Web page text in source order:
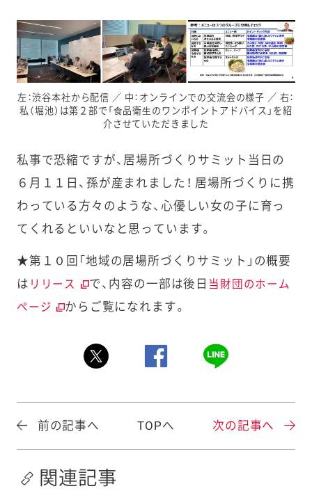
左：渋谷本社から配信 ／ 中：オンラインでの交流会の様子 ／ 右：
私（堀池）は第２部で「⾷品衛⽣のワンポイントアドバイス」を紹
介させていただきました
私事で恐縮ですが、居場所づくりサミット当日の
６月１１日、孫が産まれました！ 居場所づくりに携
わっている方々のような、心優しい女の子に育っ
てくれるといいなと思っています。
★第１０回「地域の居場所づくりサミット」の概要
は リリース で、内容の一部は後日 当財団のホーム
ページ
からご覧になれます。
前の記事へ TOPへ 次の記事へ
関連記事